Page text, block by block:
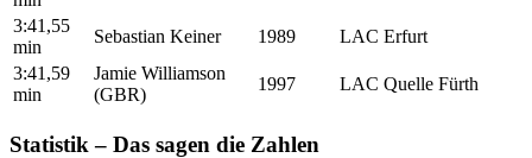
3:41,55
min
Sebastian Keiner 1989
LAC Erfurt
3:41,59
min
Jamie Williamson
(GBR)
1997 LAC Quelle Fürth
Statistik – Das sagen die Zahlen